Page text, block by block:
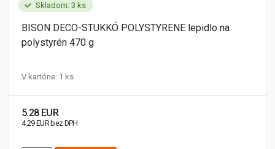
Skladom: 3 ks
BISON DECO-STUKKÓ POLYSTYRENE lepidlo na
polystyrén 470 g
V kartóne: 1 ks
5.28 EUR
4.29 EUR bez DPH